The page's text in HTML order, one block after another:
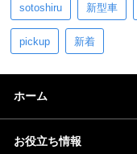
sotoshiru 新型車
pickup 新着
ホーム
お役立ち情報